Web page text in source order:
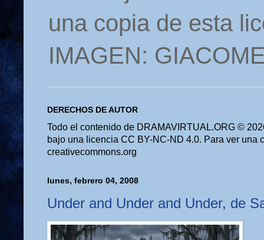
una copia de esta
IMAGEN:
DERECHOS DE AUTOR
Todo el contenido de DRAMAVIRTUAL.ORG ©
bajo una licencia CC BY-NC-ND 4.0. Para ver una
creativecommons.org
lunes, febrero 04, 2008
Under and Under and Under, de